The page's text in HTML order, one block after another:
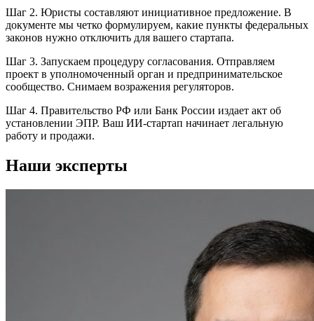
Шаг 2. Юристы составляют инициативное предложение. В
документе мы четко формулируем, какие пункты федеральных
законов нужно отключить для вашего стартапа.
Шаг 3. Запускаем процедуру согласования. Отправляем
проект в уполномоченный орган и предпринимательское
сообщество. Снимаем возражения регуляторов.
Шаг 4. Правительство РФ или Банк России издает акт об
установлении ЭПР. Ваш ИИ-стартап начинает легальную
работу и продажи.
Наши эксперты